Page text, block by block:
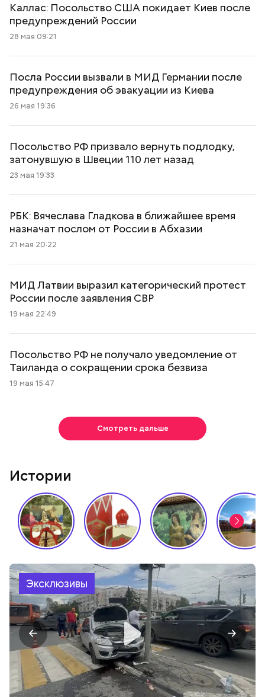
Каллас: Посольство США покидает Киев после
предупреждений России
28 мая 09:21
Посла России вызвали в МИД Германии после
предупреждения об эвакуации из Киева
26 мая 19:36
Посольство РФ призвало вернуть подлодку,
затонувшую в Швеции 110 лет назад
23 мая 19:33
РБК: Вячеслава Гладкова в ближайшее время
назначат послом от России в Абхазии
21 мая 20:22
МИД Латвии выразил категорический протест
России после заявления СВР
19 мая 22:49
Посольство РФ не получало уведомление от
Таиланда о сокращении срока безвиза
19 мая 15:47
Смотреть дальше
Истории
Эксклюзивы